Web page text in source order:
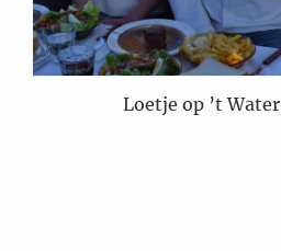
Loetje op ’t Water